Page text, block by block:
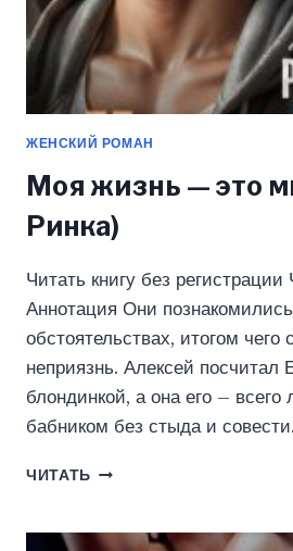
ЖЕНСКИЙ РОМАН
Моя жизнь — это
Ринка)
Читать книгу без регистрации
Аннотация Они
обстоятельствах, итогом чего
неприязнь. Алексей
блондинкой, а она его –
бабником без стыда и
ЧИТАТЬ МОЯ
ЭТО